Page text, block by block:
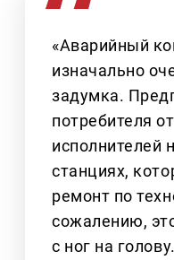
«Аварийный
изначально
задумка.
потребителя
исполнителей
станциях,
ремонт по
сожалению,
с ног на